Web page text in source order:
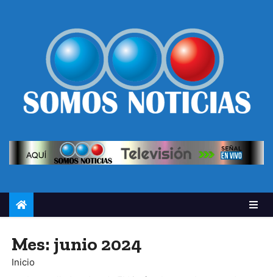
Mes:junio 2024
Inicio